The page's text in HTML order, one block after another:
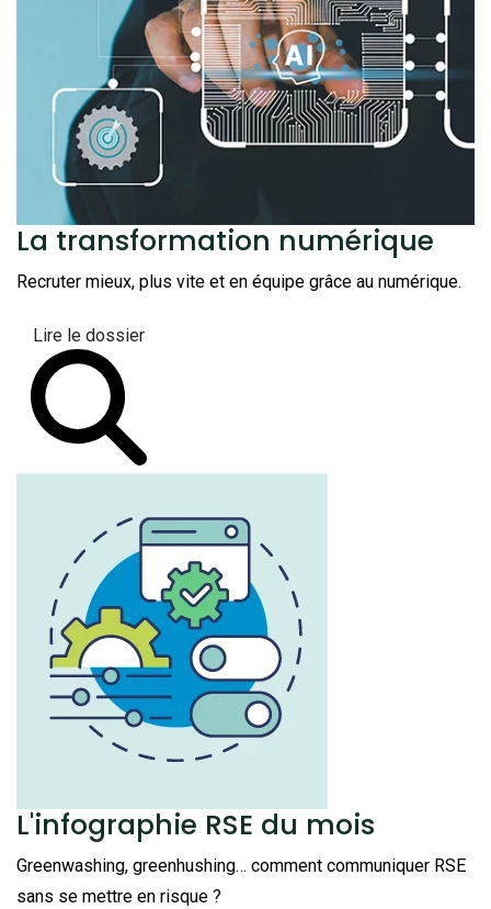
La transformation numérique
Recruter mieux, plus vite et en équipe grâce au numérique.
Lire le dossier
L'infographie RSE du mois
Greenwashing, greenhushing… comment communiquer RSE
sans se mettre en risque ?